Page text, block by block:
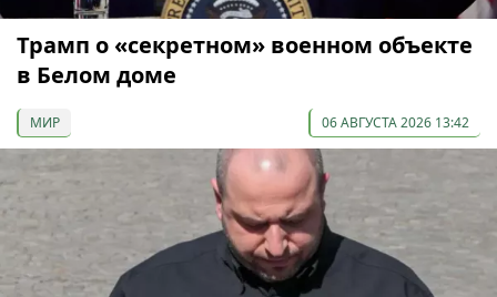
Трамп о «секретном» военном объекте
в Белом доме
МИР 06 АВГУСТА 2026 13:42